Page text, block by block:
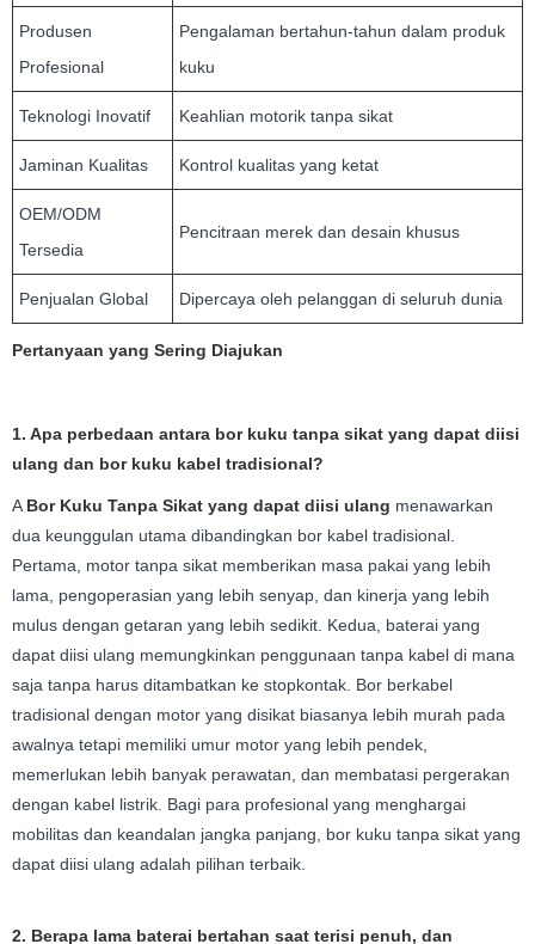
Produsen
Profesional
Pengalaman bertahun-tahun dalam produk
kuku
Teknologi Inovatif Keahlian motorik tanpa sikat
Jaminan Kualitas Kontrol kualitas yang ketat
OEM/ODM
Tersedia
Pencitraan merek dan desain khusus
Penjualan Global Dipercaya oleh pelanggan di seluruh dunia
Pertanyaan yang Sering Diajukan
1. Apa perbedaan antara bor kuku tanpa sikat yang dapat diisi
ulang dan bor kuku kabel tradisional?
A Bor Kuku Tanpa Sikat yang dapat diisi ulang menawarkan
dua keunggulan utama dibandingkan bor kabel tradisional.
Pertama, motor tanpa sikat memberikan masa pakai yang lebih
lama, pengoperasian yang lebih senyap, dan kinerja yang lebih
mulus dengan getaran yang lebih sedikit. Kedua, baterai yang
dapat diisi ulang memungkinkan penggunaan tanpa kabel di mana
saja tanpa harus ditambatkan ke stopkontak. Bor berkabel
tradisional dengan motor yang disikat biasanya lebih murah pada
awalnya tetapi memiliki umur motor yang lebih pendek,
memerlukan lebih banyak perawatan, dan membatasi pergerakan
dengan kabel listrik. Bagi para profesional yang menghargai
mobilitas dan keandalan jangka panjang, bor kuku tanpa sikat yang
dapat diisi ulang adalah pilihan terbaik.
2. Berapa lama baterai bertahan saat terisi penuh, dan